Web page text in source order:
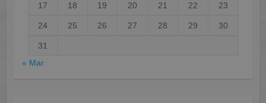
17 18 19 20 21 22 23
24 25 26 27 28 29 30
31
« Mar